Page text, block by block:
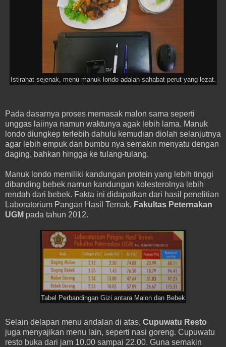
Istirahat sejenak, menu manuk londo adalah sahabat perut yang lezat.
Pada dasarnya proses memasak malon sama seperti
unggas laiinya namun waktunya agak lebih lama. Manuk
londo diungkep terlebih dahulu kemudian diolah selanjutnya
agar lebih empuk dan bumbu nya semakin menyatu dengan
daging, bahkan hingga ke tulang-tulang.
Manuk londo memiliki kandungan protein yang lebih tinggi
dibanding bebek namun kandungan kolesterolnya lebih
rendah dari bebek. Fakta ini didapatkan dari hasil penelitian
Laboratorium Pangan Hasil Ternak, Fakultas Peternakan
UGM pada tahun 2012.
Tabel Perbandingan Gizi antara Malon dan Bebek
Selain delapan menu andalan di atas, Cupuwatu Resto
juga menyajikan menu lain, seperti nasi goreng. Cupuwatu
resto buka dari jam 10.00 sampai 22.00. Guna semakin